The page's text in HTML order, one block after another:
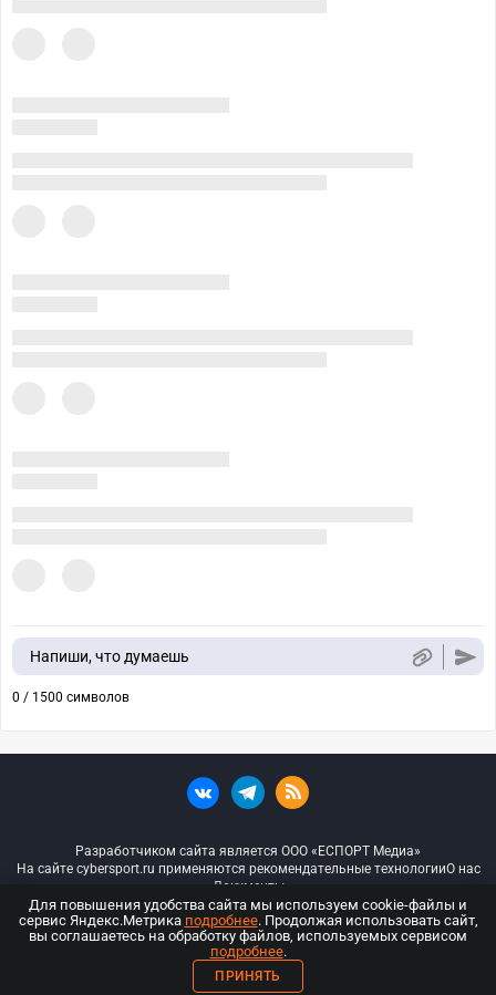
Напиши, что думаешь
0 / 1500 символов
Разработчиком сайта является ООО «ЕСПОРТ Медиа»
На сайте cybersport.ru применяются рекомендательные технологииО нас
Документы
© ООО «Киберспорт.ру» — Все права защищены
18+
Для повышения удобства сайта мы используем cookie-файлы и
сервис Яндекс.Метрика подробнее. Продолжая использовать сайт,
вы соглашаетесь на обработку файлов, используемых сервисом
подробнее.
ПРИНЯТЬ